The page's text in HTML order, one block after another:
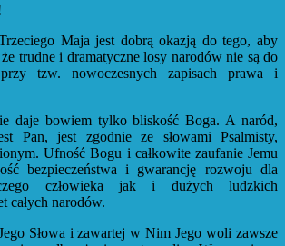
Maja jest dobrą okazją do tego, aby
trudne i dramatyczne losy narodów nie są do
tzw. nowoczesnych zapisach prawa i
daje bowiem tylko bliskość Boga. A naród,
Pan, jest zgodnie ze słowami Psalmisty,
Ufność Bogu i całkowite zaufanie Jemu
bezpieczeństwa i gwarancję rozwoju dla
człowieka jak i dużych ludzkich
całych narodów.
Słowa i zawartej w Nim Jego woli zawsze